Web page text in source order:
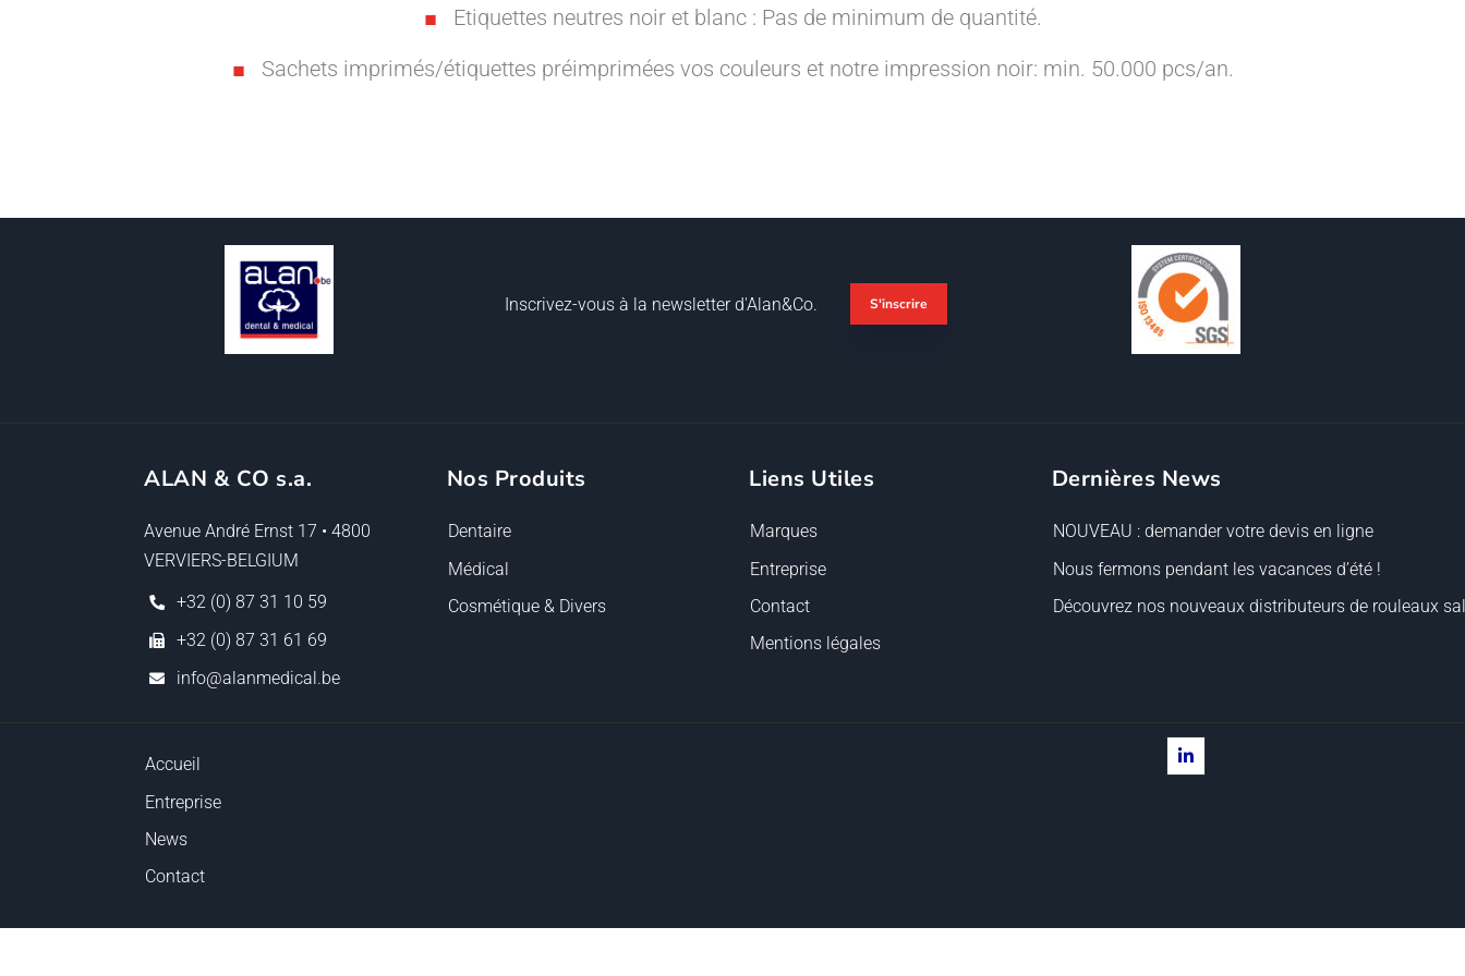
Etiquettes neutres noir et blanc : Pas de minimum de quantité.
Sachets imprimés/étiquettes préimprimées vos couleurs et notre impression noir: min. 50.000 pcs/an.
Inscrivez-vous à la newsletter d'Alan&Co. S'inscrire
ALAN & CO s.a.
Avenue André Ernst 17 • 4800
VERVIERS-BELGIUM
+32 (0) 87 31 10 59
+32 (0) 87 31 61 69
info@alanmedical.be
Nos Produits
Dentaire
Médical
Cosmétique & Divers
Liens Utiles
Marques
Entreprise
Contact
Mentions légales
Dernières News
NOUVEAU : demander votre devis en ligne
Nous fermons pendant les vacances d’été !
Découvrez nos nouveaux distributeurs de rouleaux
Accueil
Entreprise
News
Contact